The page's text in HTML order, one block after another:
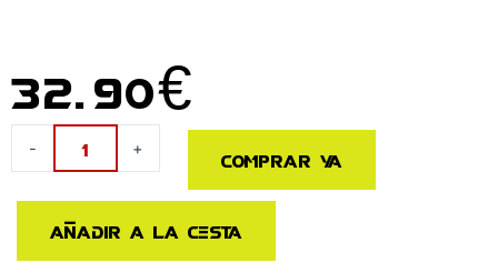
32.90€
-
Death
+ Comprar ya
Añadir a la cesta